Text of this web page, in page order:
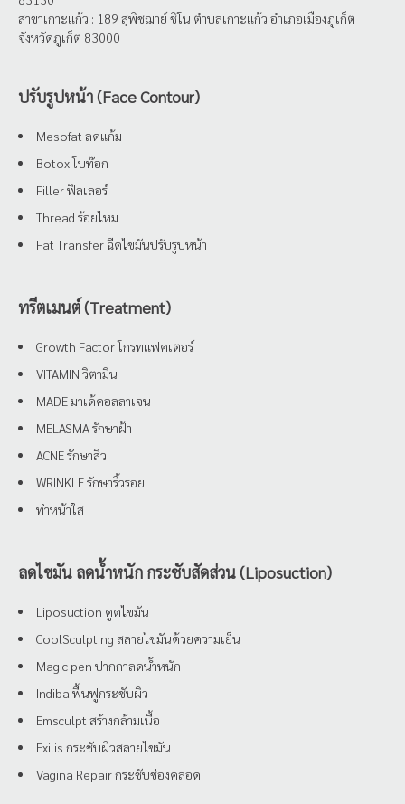
สาขาเกาะแก้ว : 189 สุพิชฌาย์ ชิโน ตำบลเกาะแก้ว อำเภอเมืองภูเก็ต
จังหวัดภูเก็ต 83000
ปรับรูปหน้า (Face Contour)
Mesofat ลดแก้ม
Botox โบท๊อก
Filler ฟิลเลอร์
Thread ร้อยไหม
Fat Transfer ฉีดไขมันปรับรูปหน้า
ทรีตเมนต์ (Treatment)
Growth Factor โกรทแฟคเตอร์
VITAMIN วิตามิน
MADE มาเด้คอลลาเจน
MELASMA รักษาฝ้า
ACNE รักษาสิว
WRINKLE รักษาริ้วรอย
ทำหน้าใส
ลดไขมัน ลดน้ำหนัก กระชับสัดส่วน (Liposuction)
Liposuction ดูดไขมัน
CoolSculpting สลายไขมันด้วยความเย็น
Magic pen ปากกาลดน้ำหนัก
Indiba ฟื้นฟูกระชับผิว
Emsculpt สร้างกล้ามเนื้อ
Exilis กระชับผิวสลายไขมัน
Vagina Repair กระชับช่องคลอด